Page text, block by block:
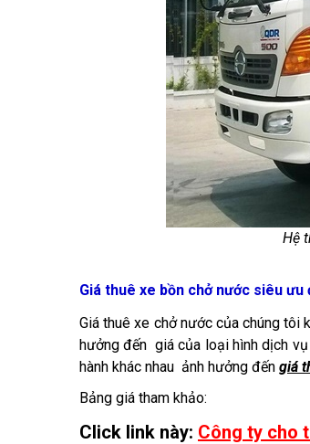
Hệ
Giá thuê xe bồn chở nước siêu
Giá thuê xe chở nước của chúng tôi
hưởng đến giá của loại hình dịch
hành khác nhau ảnh hưởng đến giá
Bảng giá tham khảo:
Click link này: Công ty cho